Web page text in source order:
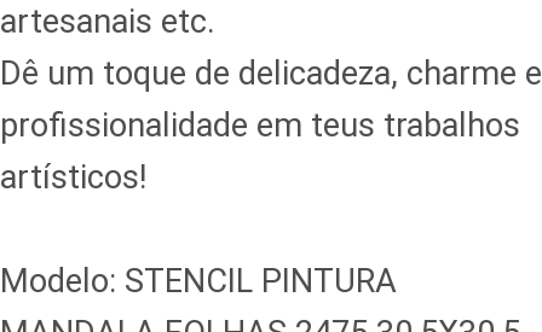
artesanais etc.
Dê um toque de delicadeza, charme e
profissionalidade em teus trabalhos
artísticos!
Modelo: STENCIL PINTURA